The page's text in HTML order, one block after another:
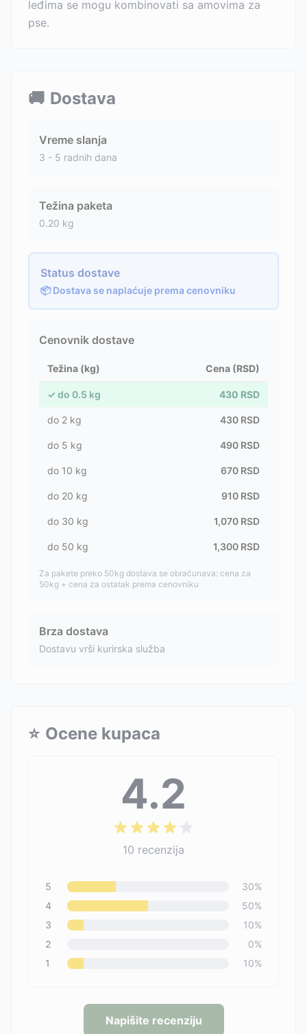
leđima se mogu kombinovati sa amovima za
pse.
🚚 Dostava
Vreme slanja
3 - 5 radnih dana
Težina paketa
0.20 kg
Status dostave
📦 Dostava se naplaćuje prema cenovniku
Cenovnik dostave
Težina (kg) Cena (RSD)
✓ do 0.5 kg 430 RSD
do 2 kg 430 RSD
do 5 kg 490 RSD
do 10 kg 670 RSD
do 20 kg 910 RSD
do 30 kg 1,070 RSD
do 50 kg 1,300 RSD
Za pakete preko 50kg dostava se obračunava: cena za
50kg + cena za ostatak prema cenovniku
Brza dostava
Dostavu vrši kurirska služba
⭐ Ocene kupaca
4.2
10 recenzija
5 30%
4
50%
3
10%
2
0%
1
10%
Napišite recenziju